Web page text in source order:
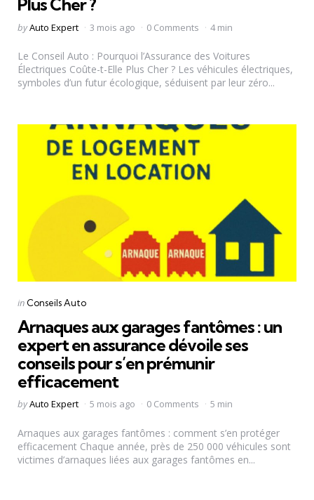
Posted
byAuto Expert 3 mois ago 0 Comments 4 min
Le Conseil Auto : Pourquoi l’Assurance des Voitures
Électriques Coûte-t-Elle Plus Cher ? Les véhicules électriques,
symboles d’un futur écologique, séduisent par leur zéro...
Categories
Posted
in Conseils Auto
Arnaques aux garages fantômes : un
expert en assurance dévoile ses
conseils pour s’en prémunir
efficacement
Posted
byAuto Expert 5 mois ago 0 Comments 5 min
Arnaques aux garages fantômes : comment s’en protéger
efficacement Chaque année, près de 250 000 véhicules sont
victimes d’arnaques liées aux garages fantômes en...